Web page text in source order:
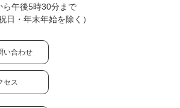
ら午後5時30分まで
日・年末年始を除く）
い合わせ
セス